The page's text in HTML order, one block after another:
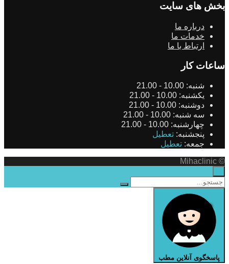
بخش های سایت
درباره ما
خدمات ما
ارتباط با ما
ساعات کار
شنبه: 10.00 - 21.00
یکشنبه: 10.00 - 21.00
دوشنبه: 10.00 - 21.00
سه شنبه: 10.00 - 21.00
چهارشنبه: 10.00 - 21.00
پنجشنبه: تعطیل
جمعه: تعطیل
© Mihaclinic
پاسخگوی آنلاین مطب